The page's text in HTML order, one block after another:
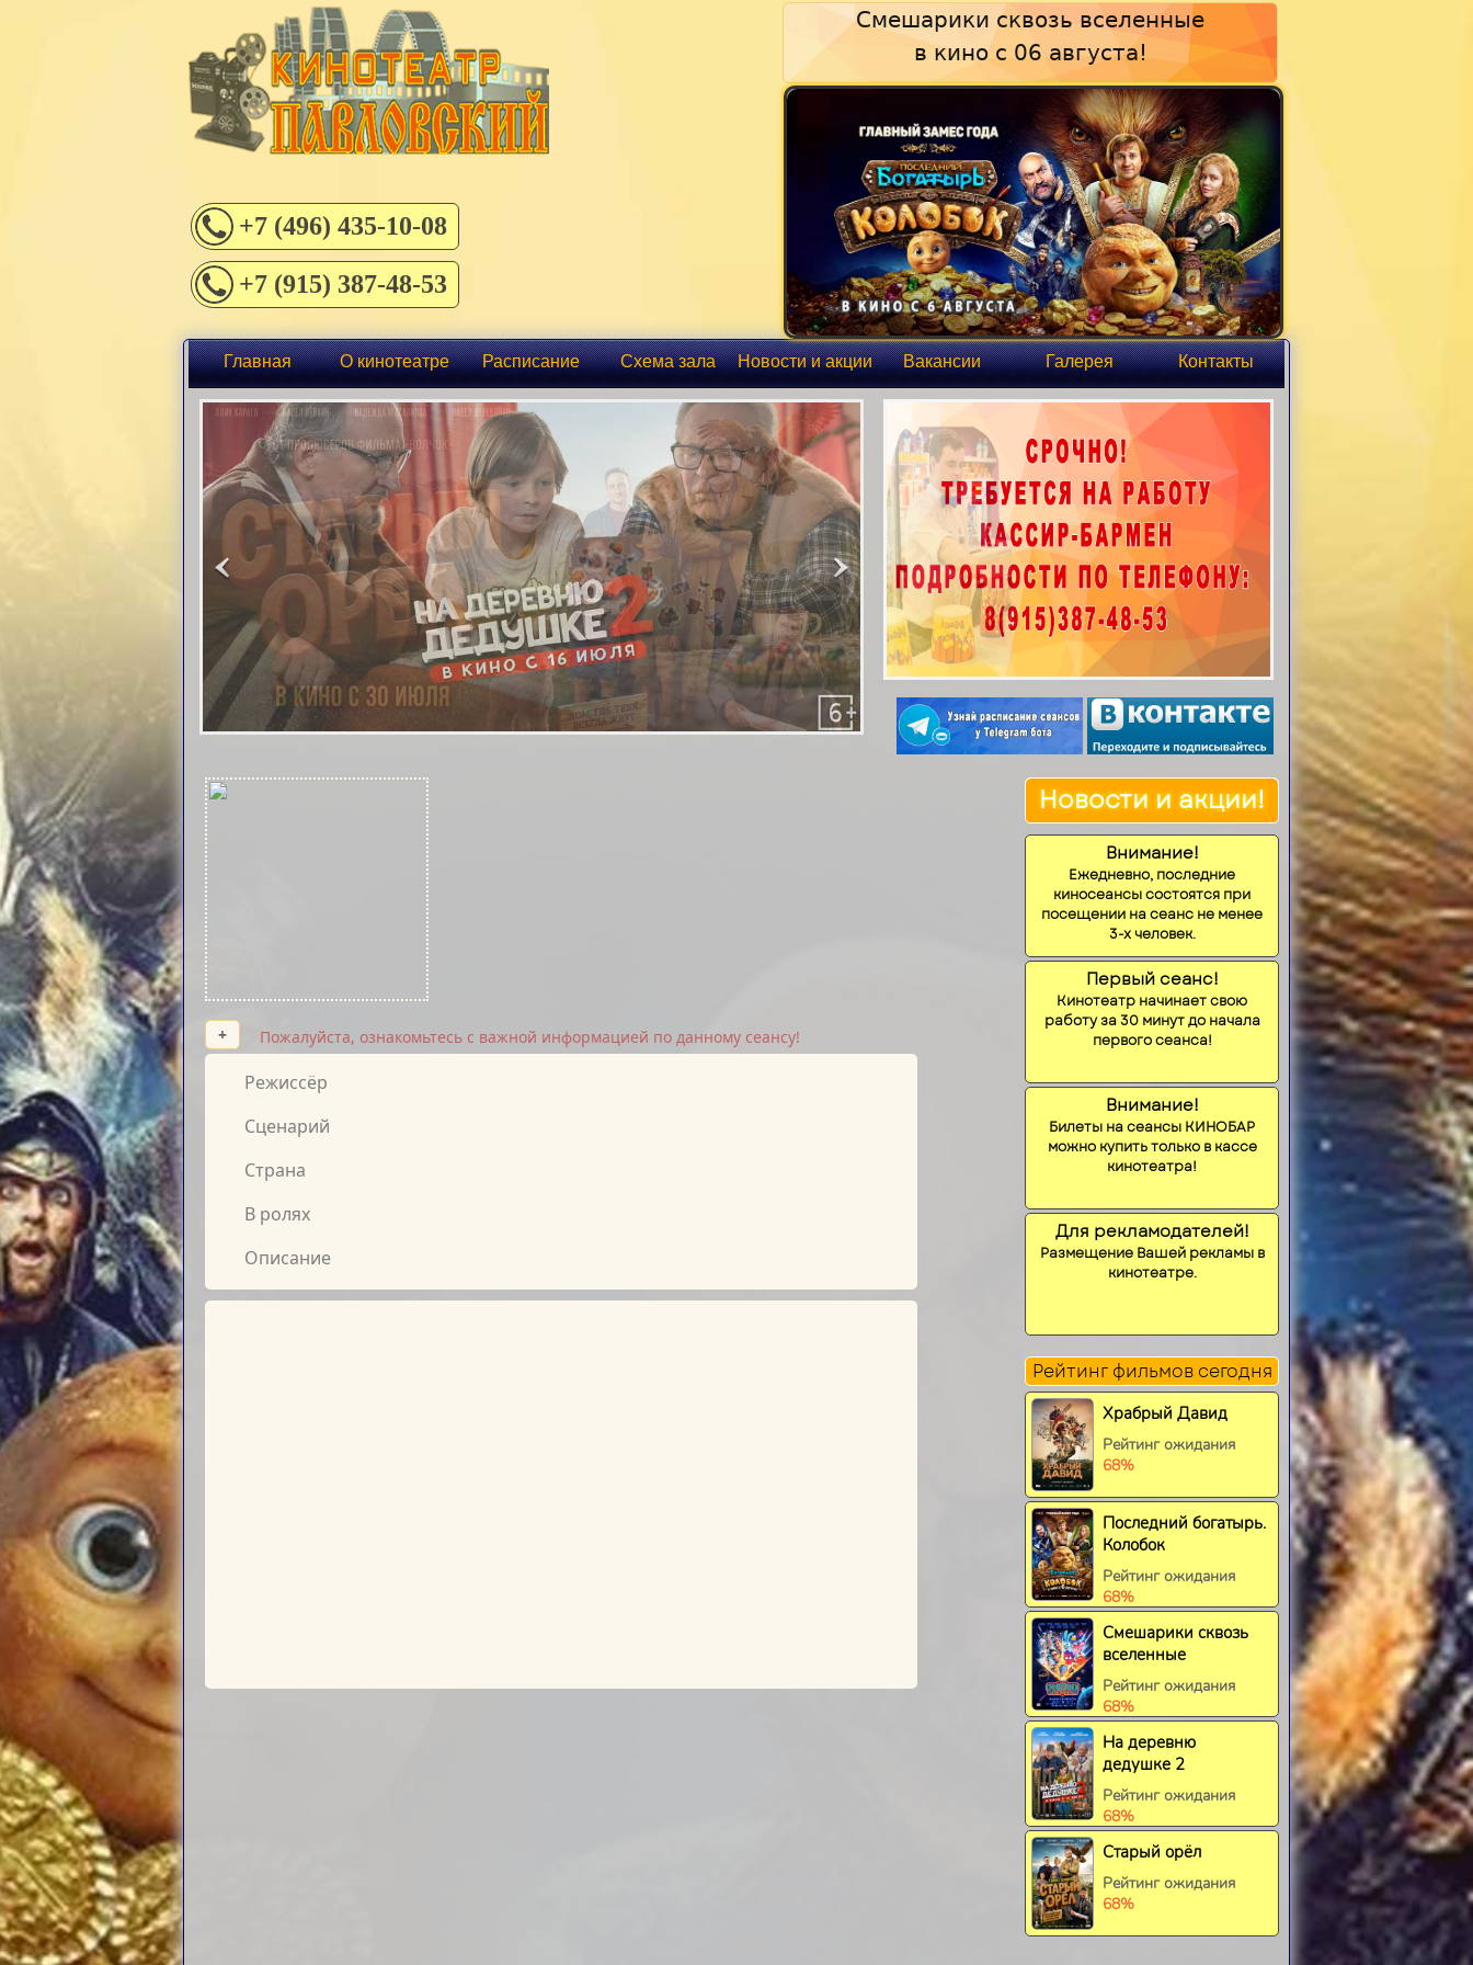
+7 (496) 435-10-08
+7 (915) 387-48-53
Смешарики сквозь вселенные
в кино с 06 августа!
Главная О кинотеатре Расписание Схема зала Новости и акции Вакансии Галерея Контакты
+ Пожалуйста, ознакомьтесь с важной информацией по данному сеансу!
Режиссёр
Сценарий
Страна
В ролях
Описание
Новости и акции!
Внимание!
Ежедневно, последние
киносеансы состоятся при
посещении на сеанс не менее
3-х человек.
Первый сеанс!
Кинотеатр начинает свою
работу за 30 минут до начала
первого сеанса!
Внимание!
Билеты на сеансы КИНОБАР
можно купить только в кассе
кинотеатра!
Для рекламодателей!
Размещение Вашей рекламы в
кинотеатре.
Рейтинг фильмов сегодня
Храбрый Давид
Рейтинг ожидания
68%
Последний богатырь.
Колобок
Рейтинг ожидания
68%
Смешарики сквозь
вселенные
Рейтинг ожидания
68%
На деревню
дедушке 2
Рейтинг ожидания
68%
Старый орёл
Рейтинг ожидания
68%